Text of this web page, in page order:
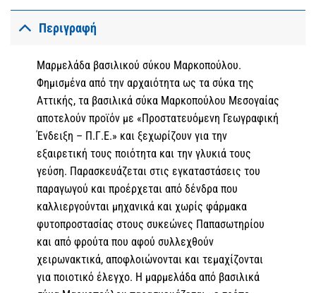
Περιγραφή
Μαρμελάδα βασιλικού σύκου Μαρκοπούλου.
Φημισμένα από την αρχαιότητα ως τα σύκα της
Αττικής, τα βασιλικά σύκα Μαρκοπούλου Μεσογαίας
αποτελούν προϊόν με «Προστατευόμενη Γεωγραφική
Ένδειξη – Π.Γ.Ε.» και ξεχωρίζουν για την
εξαιρετική τους ποιότητα και την γλυκιά τους
γεύση. Παρασκευάζεται στις εγκαταστάσεις του
παραγωγού και προέρχεται από δένδρα που
καλλιεργούνται μηχανικά και χωρίς φάρμακα
φυτοπροστασίας στους συκεώνες Παπασωτηρίου
και από φρούτα που αφού συλλεχθούν
χειρωνακτικά, αποφλοιώνονται και τεμαχίζονται
για ποιοτικό έλεγχο. Η μαρμελάδα από βασιλικά